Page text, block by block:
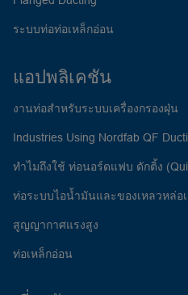
ระบบท่อท่อเหล็กอ่อน
แอปพลิเคชัน
งานท่อสำหรับระบบเครื่องกรองฝุ่น
Industries Using Nordfab QF
ทำไมถึงใช้ ท่อนอร์ดแฟบ ดักติ้ง
ท่อระบบไอน้ำมันและของเหลวหล่อ
สูญญากาศแรงสูง
ท่อเหล็กอ่อน